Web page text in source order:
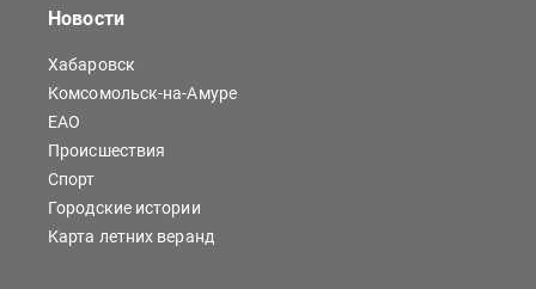
Новости
Хабаровск
Комсомольск-на-Амуре
ЕАО
Происшествия
Спорт
Городские истории
Карта летних веранд